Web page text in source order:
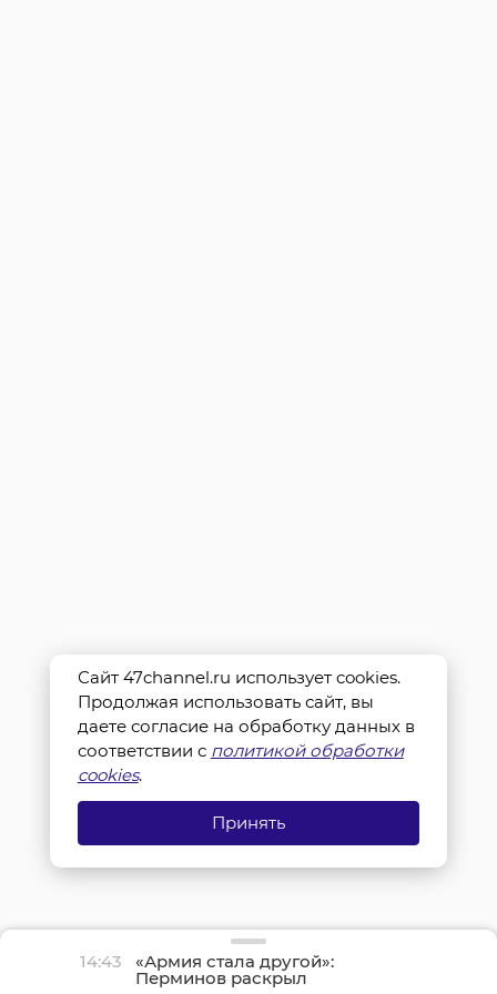
14:43 «Армия стала другой»:
Перминов раскрыл
Сайт 47channel.ru использует cookies.
Продолжая использовать сайт, вы
даете согласие на обработку данных в
соответствии с политикой обработки
cookies.
Принять